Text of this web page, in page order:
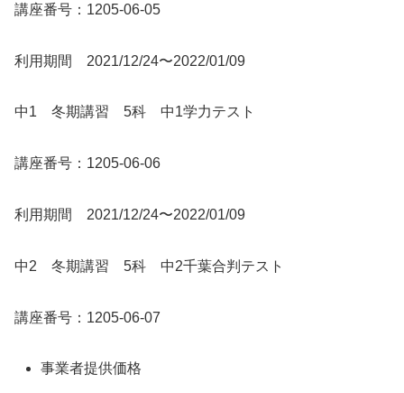
講座番号：1205-06-05
利用期間 2021/12/24〜2022/01/09
中1 冬期講習 5科 中1学力テスト
講座番号：1205-06-06
利用期間 2021/12/24〜2022/01/09
中2 冬期講習 5科 中2千葉合判テスト
講座番号：1205-06-07
事業者提供価格